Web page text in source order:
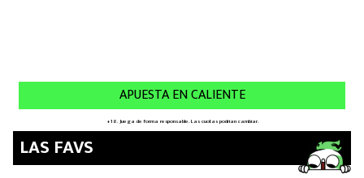
LAS FAVS